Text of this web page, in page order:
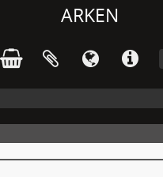
ARKEN